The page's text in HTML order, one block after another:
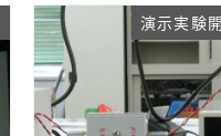
演示実験